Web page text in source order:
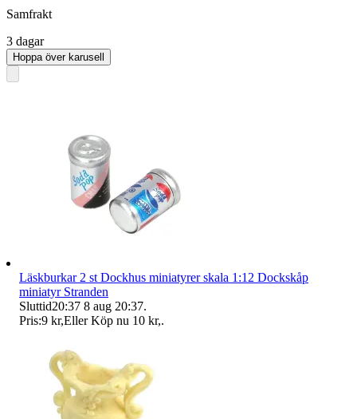
Samfrakt
3 dagar
Hoppa över karusell
Läskburkar 2 st Dockhus miniatyrer skala 1:12 Dockskåp
miniatyr Stranden
Sluttid20:37 8 aug 20:37.
Pris:9 kr,Eller Köp nu 10 kr,.